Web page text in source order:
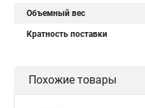
Объемный вес
Кратность поставки
Похожие товары